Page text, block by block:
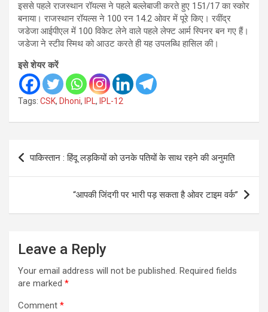
इससे पहले राजस्थान रॉयल्स ने पहले बल्लेबाजी करते हुए 151/17 का स्कोर
बनाया। राजस्थान रॉयल्स ने 100 रन 14.2 ओवर में पूरे किए। रवींद्र
जडेजा आईपीएल में 100 विकेट लेने वाले पहले लेफ्ट आर्म स्पिनर बन गए हैं।
जडेजा ने स्टीव स्मिथ को आउट करते ही यह उपलब्धि हासिल की।
इसे शेयर करें
Tags: CSK, Dhoni, IPL , IPL-12
Post
navigation
पाकिस्तान : हिंदू लड़कियों को उनके पतियों के साथ रहने की अनुमति
“आपकी जिंदगी पर भारी पड़ सकता है ओवर टाइम वर्क”
Leave a Reply
Your email address will not be published. Required fields
are marked *
Comment *